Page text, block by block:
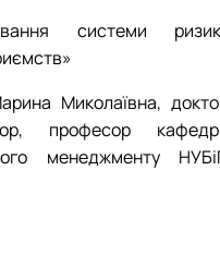
системи
Миколаївна,
професор
менеджменту